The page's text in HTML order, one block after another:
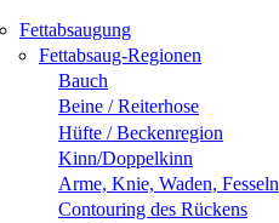
Fettabsaugung
Fettabsaug-Regionen
Bauch
Beine / Reiterhose
Hüfte / Beckenregion
Kinn/Doppelkinn
Arme, Knie, Waden, Fesseln
Contouring des Rückens